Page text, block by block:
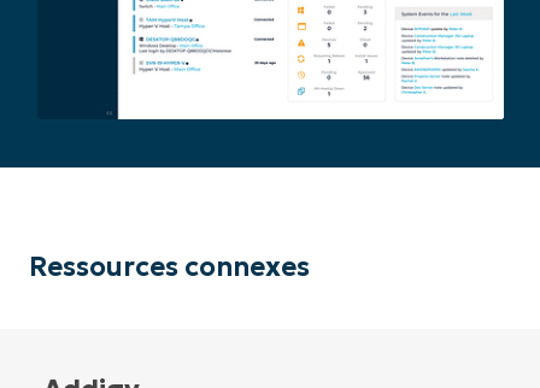
Ressources connexes